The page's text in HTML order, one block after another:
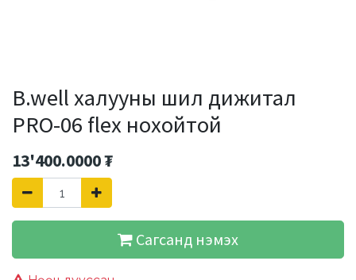
B.well халууны шил дижитал
PRO-06 flex нохойтой
13'400.0000₮
Сагсанд нэмэх